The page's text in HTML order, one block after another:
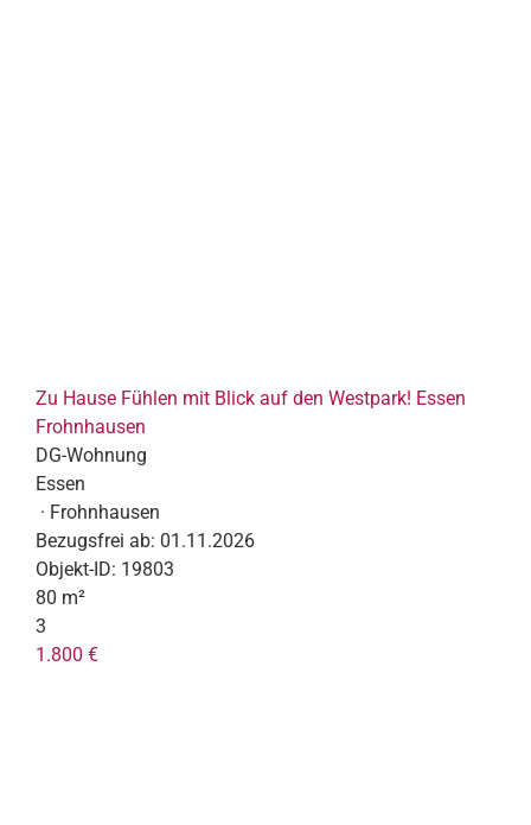
Zu Hause Fühlen mit Blick auf den Westpark! Essen
Frohnhausen
DG-Wohnung
Essen
· Frohnhausen
Bezugsfrei ab: 01.11.2026
Objekt-ID: 19803
80 m²
3
1.800 €